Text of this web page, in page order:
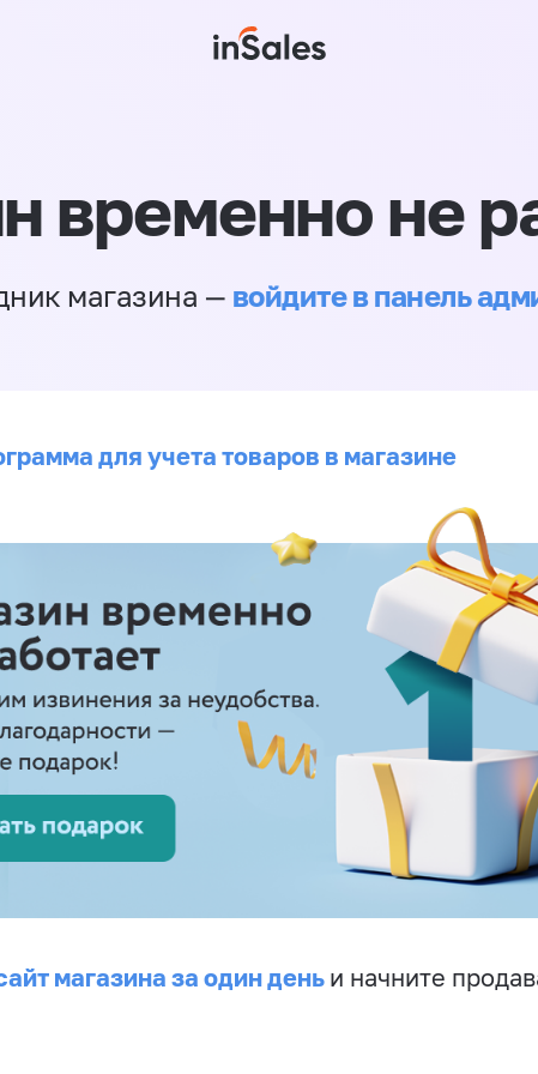
временно не
магазина — войдите в панель
для учета товаров в магазине
магазина за один день и начните